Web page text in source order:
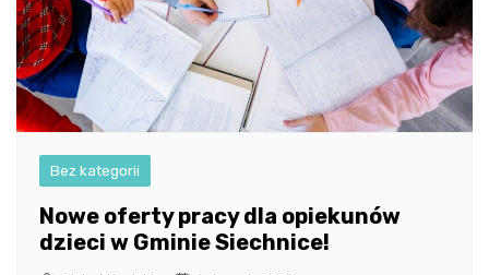
Bez kategorii
Nowe oferty pracy dla opiekunów
dzieci w Gminie Siechnice!